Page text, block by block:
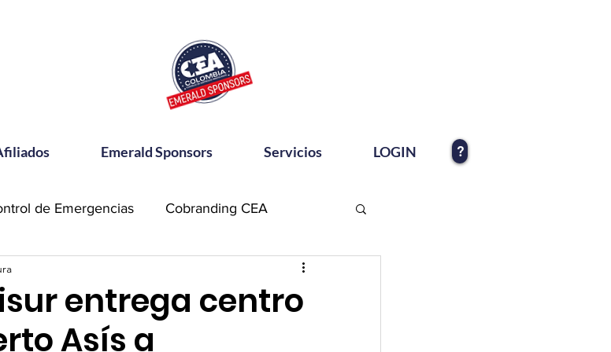
Emerald Sponsors Servicios LOGIN ?
de Emergencias Cobranding CEA
Meets
Power Talks Reconocimientos
entrega centro
Asís a